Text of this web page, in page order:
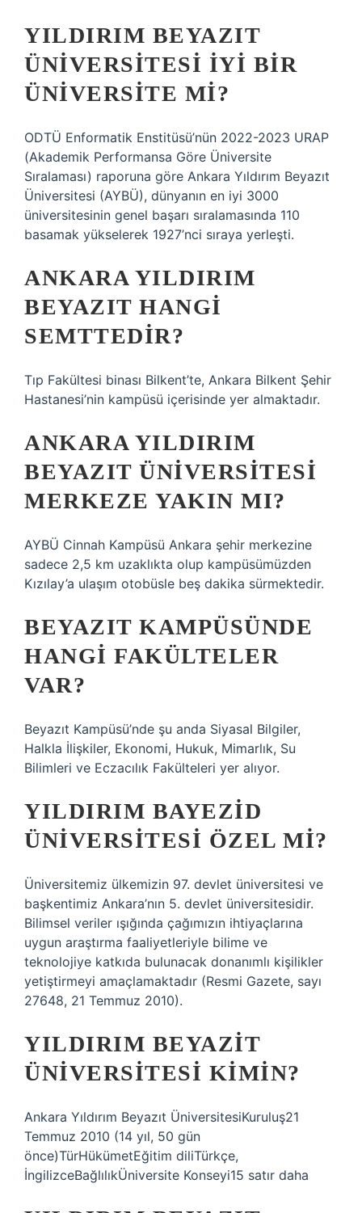
YILDIRIM BEYAZIT
ÜNIVERSITESI IYI BIR
ÜNIVERSITE MI?
ODTÜ Enformatik Enstitüsü’nün 2022-2023 URAP
(Akademik Performansa Göre Üniversite
Sıralaması) raporuna göre Ankara Yıldırım Beyazıt
Üniversitesi (AYBÜ), dünyanın en iyi 3000
üniversitesinin genel başarı sıralamasında 110
basamak yükselerek 1927’nci sıraya yerleşti.
ANKARA YILDIRIM
BEYAZIT HANGI
SEMTTEDIR?
Tıp Fakültesi binası Bilkent’te, Ankara Bilkent Şehir
Hastanesi’nin kampüsü içerisinde yer almaktadır.
ANKARA YILDIRIM
BEYAZIT ÜNIVERSITESI
MERKEZE YAKIN MI?
AYBÜ Cinnah Kampüsü Ankara şehir merkezine
sadece 2,5 km uzaklıkta olup kampüsümüzden
Kızılay’a ulaşım otobüsle beş dakika sürmektedir.
BEYAZIT KAMPÜSÜNDE
HANGI FAKÜLTELER
VAR?
Beyazıt Kampüsü’nde şu anda Siyasal Bilgiler,
Halkla İlişkiler, Ekonomi, Hukuk, Mimarlık, Su
Bilimleri ve Eczacılık Fakülteleri yer alıyor.
YILDIRIM BAYEZID
ÜNIVERSITESI ÖZEL MI?
Üniversitemiz ülkemizin 97. devlet üniversitesi ve
başkentimiz Ankara’nın 5. devlet üniversitesidir.
Bilimsel veriler ışığında çağımızın ihtiyaçlarına
uygun araştırma faaliyetleriyle bilime ve
teknolojiye katkıda bulunacak donanımlı kişilikler
yetiştirmeyi amaçlamaktadır (Resmi Gazete, sayı
27648, 21 Temmuz 2010).
YILDIRIM BEYAZIT
ÜNIVERSITESI KIMIN?
Ankara Yıldırım Beyazıt ÜniversitesiKuruluş21
Temmuz 2010 (14 yıl, 50 gün
önce)TürHükümetEğitim diliTürkçe,
İngilizceBağlılıkÜniversite Konseyi15 satır daha